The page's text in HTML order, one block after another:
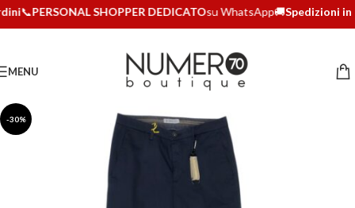
📞PERSONAL SHOPPER DEDICATOsu WhatsApp🚚Spedizioni in
MENU
-30%